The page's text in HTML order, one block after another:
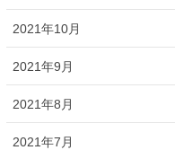
2021年10月
2021年9月
2021年8月
2021年7月